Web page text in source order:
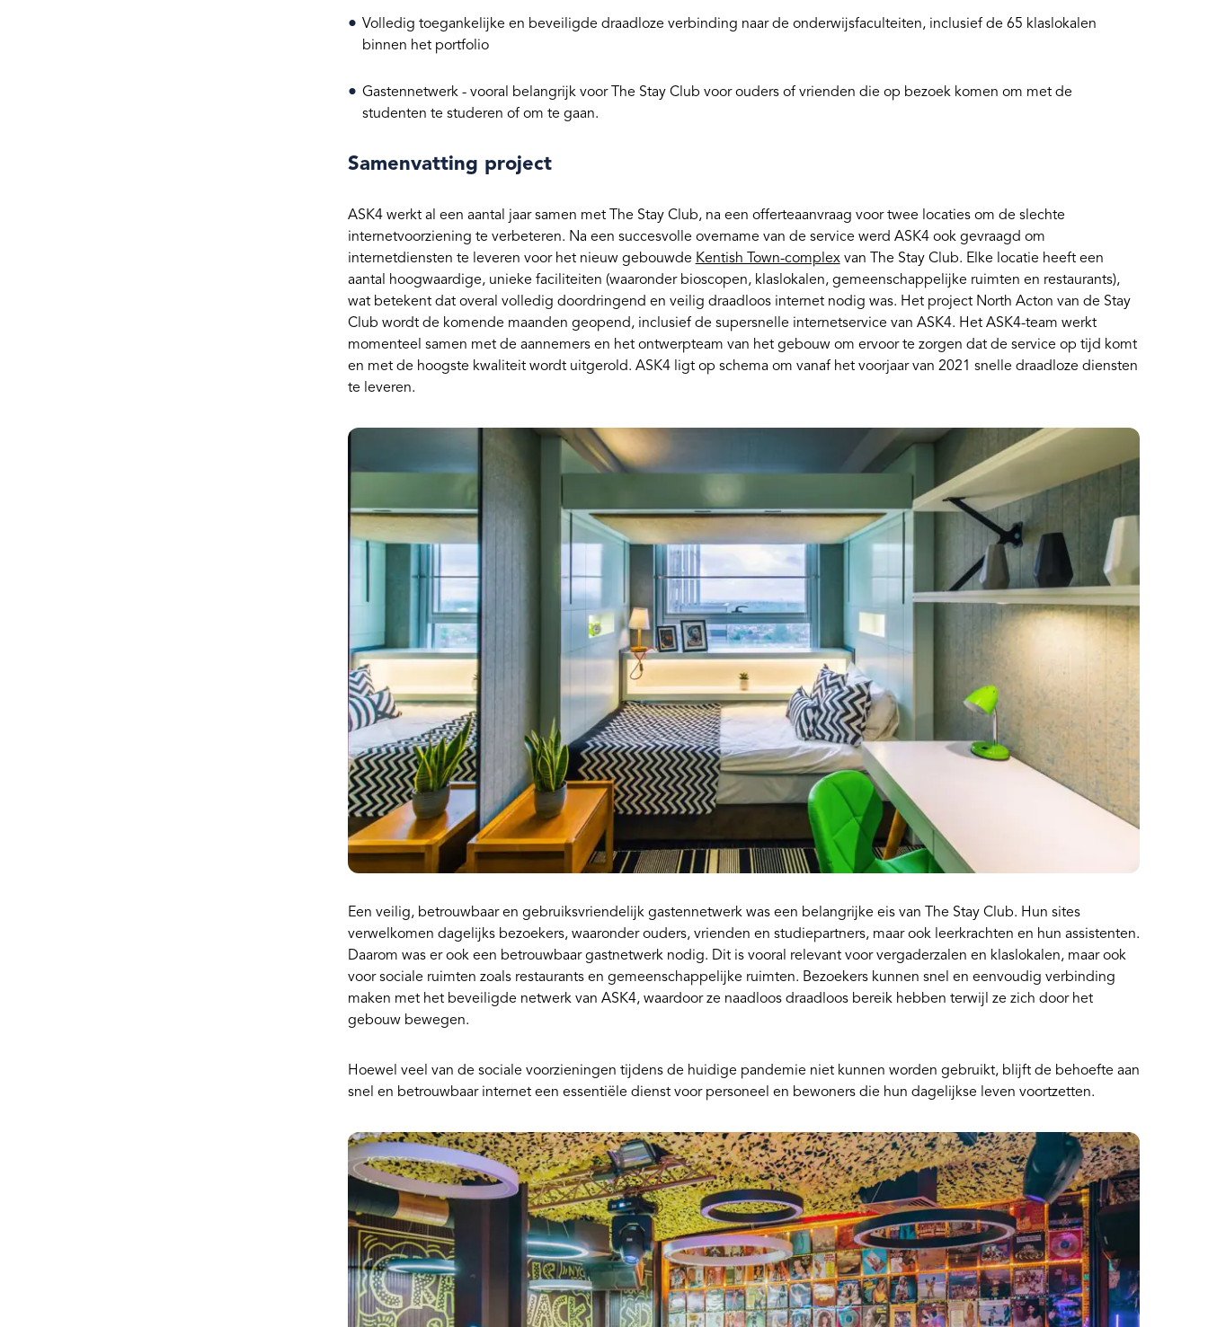
Volledig toegankelijke en beveiligde draadloze verbinding naar de onderwijsfaculteiten, inclusief de 65 klaslokalen
binnen het portfolio
Gastennetwerk - vooral belangrijk voor The Stay Club voor ouders of vrienden die op bezoek komen om met de
studenten te studeren of om te gaan.
Samenvatting project
ASK4 werkt al een aantal jaar samen met The Stay Club, na een offerteaanvraag voor twee locaties om de slechte
internetvoorziening te verbeteren. Na een succesvolle overname van de service werd ASK4 ook gevraagd om
internetdiensten te leveren voor het nieuw gebouwde Kentish Town-complexvan The Stay Club. Elke locatie heeft een
aantal hoogwaardige, unieke faciliteiten (waaronder bioscopen, klaslokalen, gemeenschappelijke ruimten en restaurants),
wat betekent dat overal volledig doordringend en veilig draadloos internet nodig was. Het project North Acton van de Stay
Club wordt de komende maanden geopend, inclusief de supersnelle internetservice van ASK4. Het ASK4-team werkt
momenteel samen met de aannemers en het ontwerpteam van het gebouw om ervoor te zorgen dat de service op tijd komt
en met de hoogste kwaliteit wordt uitgerold. ASK4 ligt op schema om vanaf het voorjaar van 2021 snelle draadloze diensten
te leveren.
Een veilig, betrouwbaar en gebruiksvriendelijk gastennetwerk was een belangrijke eis van The Stay Club. Hun sites
verwelkomen dagelijks bezoekers, waaronder ouders, vrienden en studiepartners, maar ook leerkrachten en hun assistenten.
Daarom was er ook een betrouwbaar gastnetwerk nodig. Dit is vooral relevant voor vergaderzalen en klaslokalen, maar ook
voor sociale ruimten zoals restaurants en gemeenschappelijke ruimten. Bezoekers kunnen snel en eenvoudig verbinding
maken met het beveiligde netwerk van ASK4, waardoor ze naadloos draadloos bereik hebben terwijl ze zich door het
gebouw bewegen.
Hoewel veel van de sociale voorzieningen tijdens de huidige pandemie niet kunnen worden gebruikt, blijft de behoefte aan
snel en betrouwbaar internet een essentiële dienst voor personeel en bewoners die hun dagelijkse leven voortzetten.